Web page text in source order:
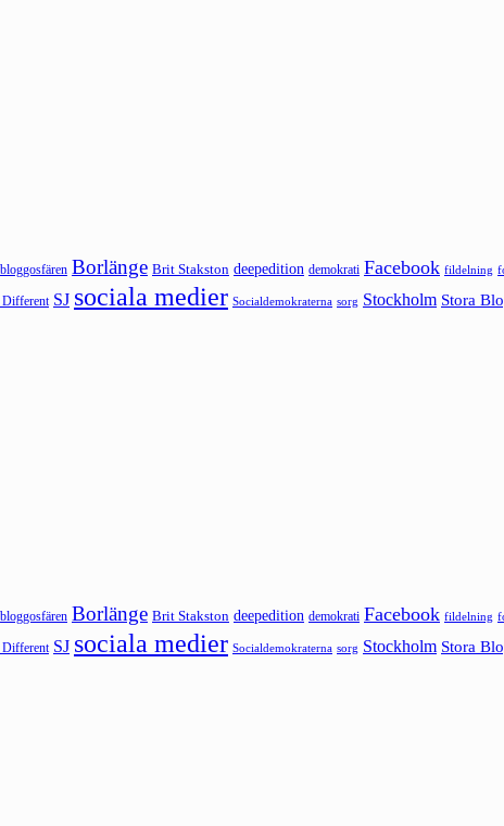
bloggosfären Borlänge Brit Stakston deepedition demokrati Facebook fildelning
Different SJ sociala medier Socialdemokraterna sorg Stockholm Stora
bloggosfären Borlänge Brit Stakston deepedition demokrati Facebook fildelning
Different SJ sociala medier Socialdemokraterna sorg Stockholm Stora